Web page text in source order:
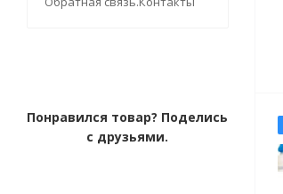
Понравился товар? Поделись
с друзьями.